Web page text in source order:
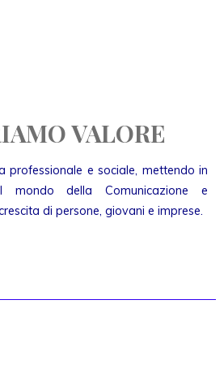
VALORE
professionale e sociale, mettendo in
mondo della Comunicazione e
di persone, giovani e imprese.